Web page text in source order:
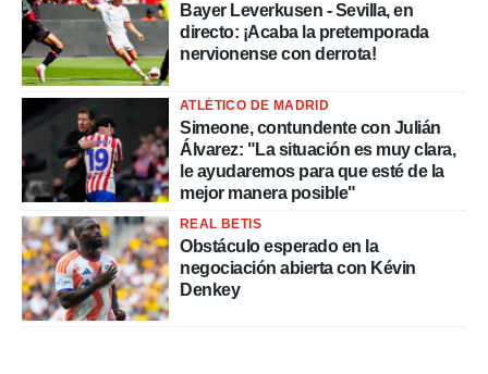
Bayer Leverkusen - Sevilla, en
directo: ¡Acaba la pretemporada
nervionense con derrota!
ATLÉTICO DE MADRID
Simeone, contundente con Julián
Álvarez: "La situación es muy clara,
le ayudaremos para que esté de la
mejor manera posible"
REAL BETIS
Obstáculo esperado en la
negociación abierta con Kévin
Denkey